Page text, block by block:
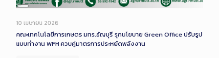
Long
Description
10 เมษายน 2026
คณะเทคโนโลยีการเกษตร มทร.ธัญบุรี รุกนโยบาย Green Office ปรับรูป
แบบทำงาน WFH ควบคู่มาตรการประหยัดพลังงาน